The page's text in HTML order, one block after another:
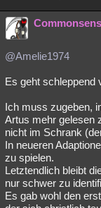
@Amelie1974
Es geht schleppend
Ich muss zugeben,
Artus mehr gelesen
nicht im Schrank
In neueren
zu spielen.
Letztendlich bleibt
nur schwer zu
Es gab wohl den